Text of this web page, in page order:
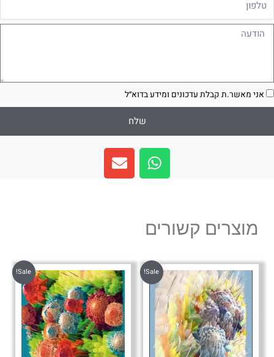
אני מאשר.ת קבלת עדכונים ומידע בדוא״ל
שלח
W
h
a
a
p
E
n
v
e
מוצרים קשורים
Sale!
Sale!